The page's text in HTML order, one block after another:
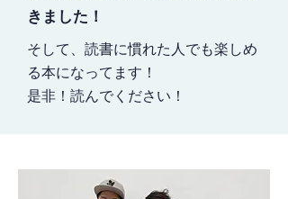
きました！
そして、読書に慣れた人でも楽しめ
る本になってます！
​是非！読んでください！